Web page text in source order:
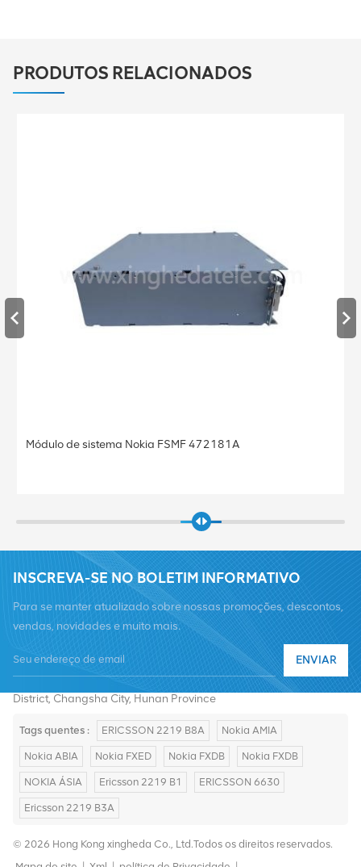
PRODUTOS RELACIONADOS
Estação base Nokia FRGU RRU 472956A FLEXI RF
INSCREVA-SE NO BOLETIM INFORMATIVO
Para se manter atualizado sobre nossas promoções, descontos,
vendas, novidades e muito mais.
ENVIAR
E-mail :summer@chinaxingheda.com
Endereço : 2506 Xidi Building, No. 8 Fenglin Third Road,Yuelu
District, Changsha City, Hunan Province
Tags quentes : ERICSSON 2219 B8A Nokia AMIA
Nokia ABIA Nokia FXED Nokia FXDB Nokia FXDB
NOKIA ÁSIA Ericsson 2219 B1 ERICSSON 6630
Ericsson 2219 B3A
© 2026 Hong Kong xingheda Co., Ltd.Todos os direitos reservados.